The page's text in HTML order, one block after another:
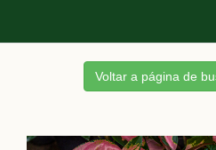
Voltar a página de